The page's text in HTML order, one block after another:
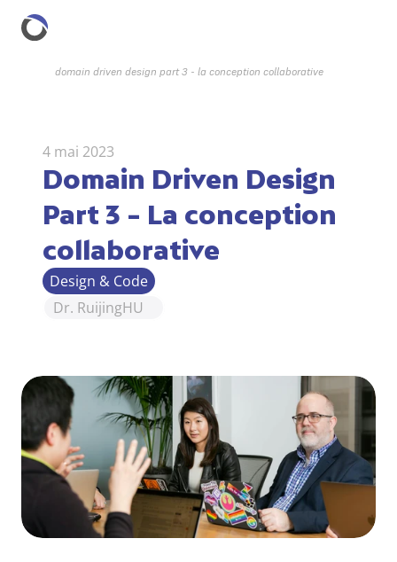
domain driven design part 3 - la conception collaborative
4 mai 2023
Domain Driven Design
Part 3 - La conception
collaborative
Design & Code
Dr. RuijingHU